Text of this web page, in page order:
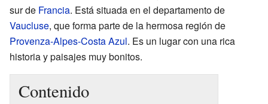
sur de Francia. Está situada en el departamento de
Vaucluse, que forma parte de la hermosa región de
Provenza-Alpes-Costa Azul. Es un lugar con una rica
historia y paisajes muy bonitos.
Contenido